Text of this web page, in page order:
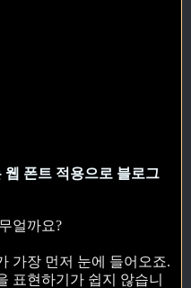
폰트 적용으로 블로그
얼까요?
가장 먼저 눈에 들어오죠.
표현하기가 쉽지 않습니